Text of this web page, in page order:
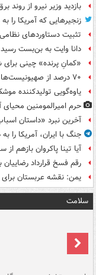
بازدید وزیر نیرو از
زنجیرهایی که آمریکا
تثبیت دستاوردهای
دانا وایت به بن‌بست رسید
«کمانِ پرنده» چینی برای
۷۰ درصد از صهیونیست‌ها نگران سلامت انتخابات هستند
یاوه‌گویی تولیدکننده
حرم امیرالمومنین
آخرین نبرد «داستان
جنگ با ایران، آمریکا را
آیا تینا پاکروان بازهم
رقم فسخ قرارداد رضاییان با
یمن: نقشه عربستان برای
سلامت